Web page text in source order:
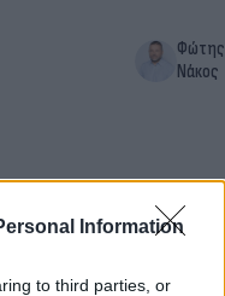
Information
to third parties, or
Φώτης
Νάκος